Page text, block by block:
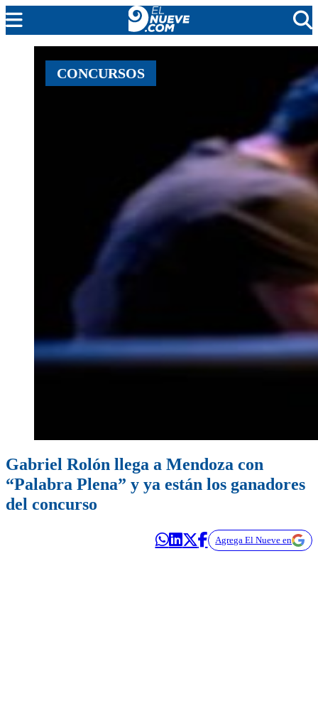
MENDOZA
CADA DÍA
CONCURSOS
Gabriel Rolón llega a Mendoza con
“Palabra Plena” y ya están los ganadores
del concurso
Agrega El Nueve en